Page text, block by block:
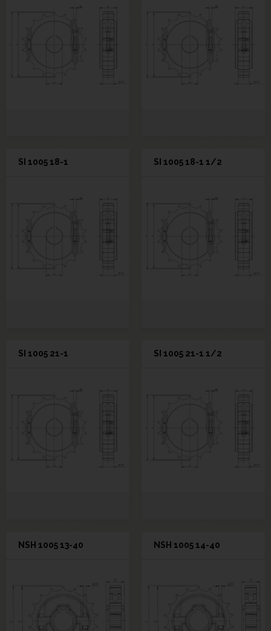
SI 1005 18-1 SI 1005 18-1 1/2
SI 1005 21-1 SI 1005 21-1 1/2
NSH 1005 13-40 NSH 1005 14-40